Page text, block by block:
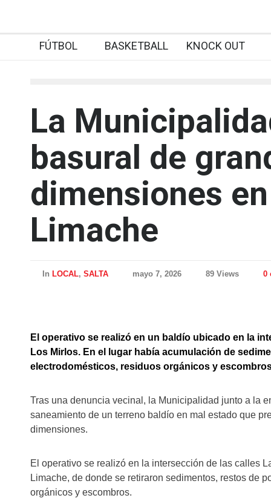
FÚTBOL BASKETBALL KNOCK OUT
La
basural de
dimensiones
Limache
In LOCAL, SALTA mayo 7, 2026 89 Views 0
El operativo se realizó en un baldío ubicado en la
Los Mirlos. En el lugar había acumulación de
electrodomésticos, residuos orgánicos y
Tras una denuncia vecinal, la Municipalidad junto a la
saneamiento de un terreno baldío en mal estado que
dimensiones.
El operativo se realizó en la intersección de las calles
Limache, de donde se retiraron sedimentos, restos de
orgánicos y escombros.